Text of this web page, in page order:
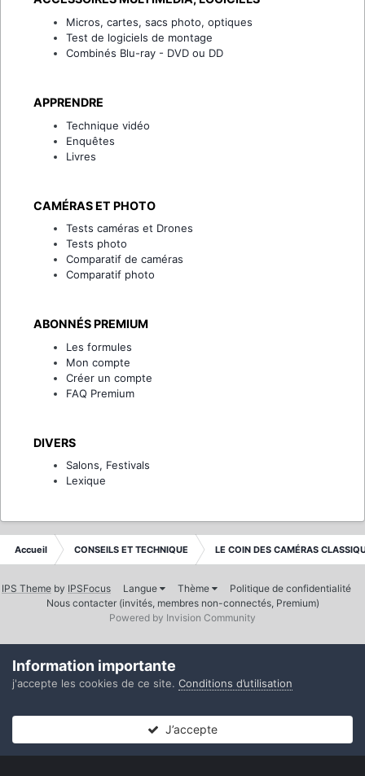
Micros, cartes, sacs photo, optiques
Test de logiciels de montage
Combinés Blu-ray - DVD ou DD
APPRENDRE
Technique vidéo
Enquêtes
Livres
CAMÉRAS ET PHOTO
Tests caméras et Drones
Tests photo
Comparatif de caméras
Comparatif photo
ABONNÉS PREMIUM
Les formules
Mon compte
Créer un compte
FAQ Premium
DIVERS
Salons, Festivals
Lexique
Accueil CONSEILS ET TECHNIQUE LE COIN DES CAMÉRAS
IPS Theme by IPSFocus Langue Thème
Politique de confidentialité
Nous contacter (invités, membres non-connectés, Premium)
Powered by Invision Community
Information importante
j'accepte les cookies de ce site. Conditions d’utilisation
J’accepte